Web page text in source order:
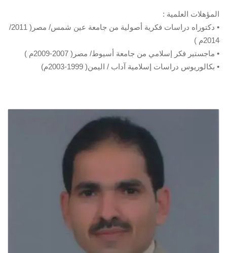
المؤهلات العلمية :
• دكتوراه دراسات فكرية أصولية من جامعة عين شمس/ مصر( 2011/
2014م )
• ماجستير فكر إسلامي من جامعة أسيوط/ مصر( 2007-2009م )
• بكالوريوس دراسات إسلامية آداب / اليمن( 1999-2003م)